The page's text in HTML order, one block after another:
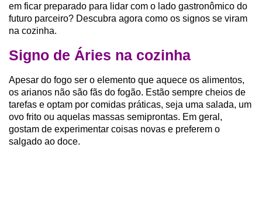
em ficar preparado para lidar com o lado gastronômico do
futuro parceiro? Descubra agora como os signos se viram
na cozinha.
Signo de Áries na cozinha
Apesar do fogo ser o elemento que aquece os alimentos,
os arianos não são fãs do fogão. Estão sempre cheios de
tarefas e optam por comidas práticas, seja uma salada, um
ovo frito ou aquelas massas semiprontas. Em geral,
gostam de experimentar coisas novas e preferem o
salgado ao doce.